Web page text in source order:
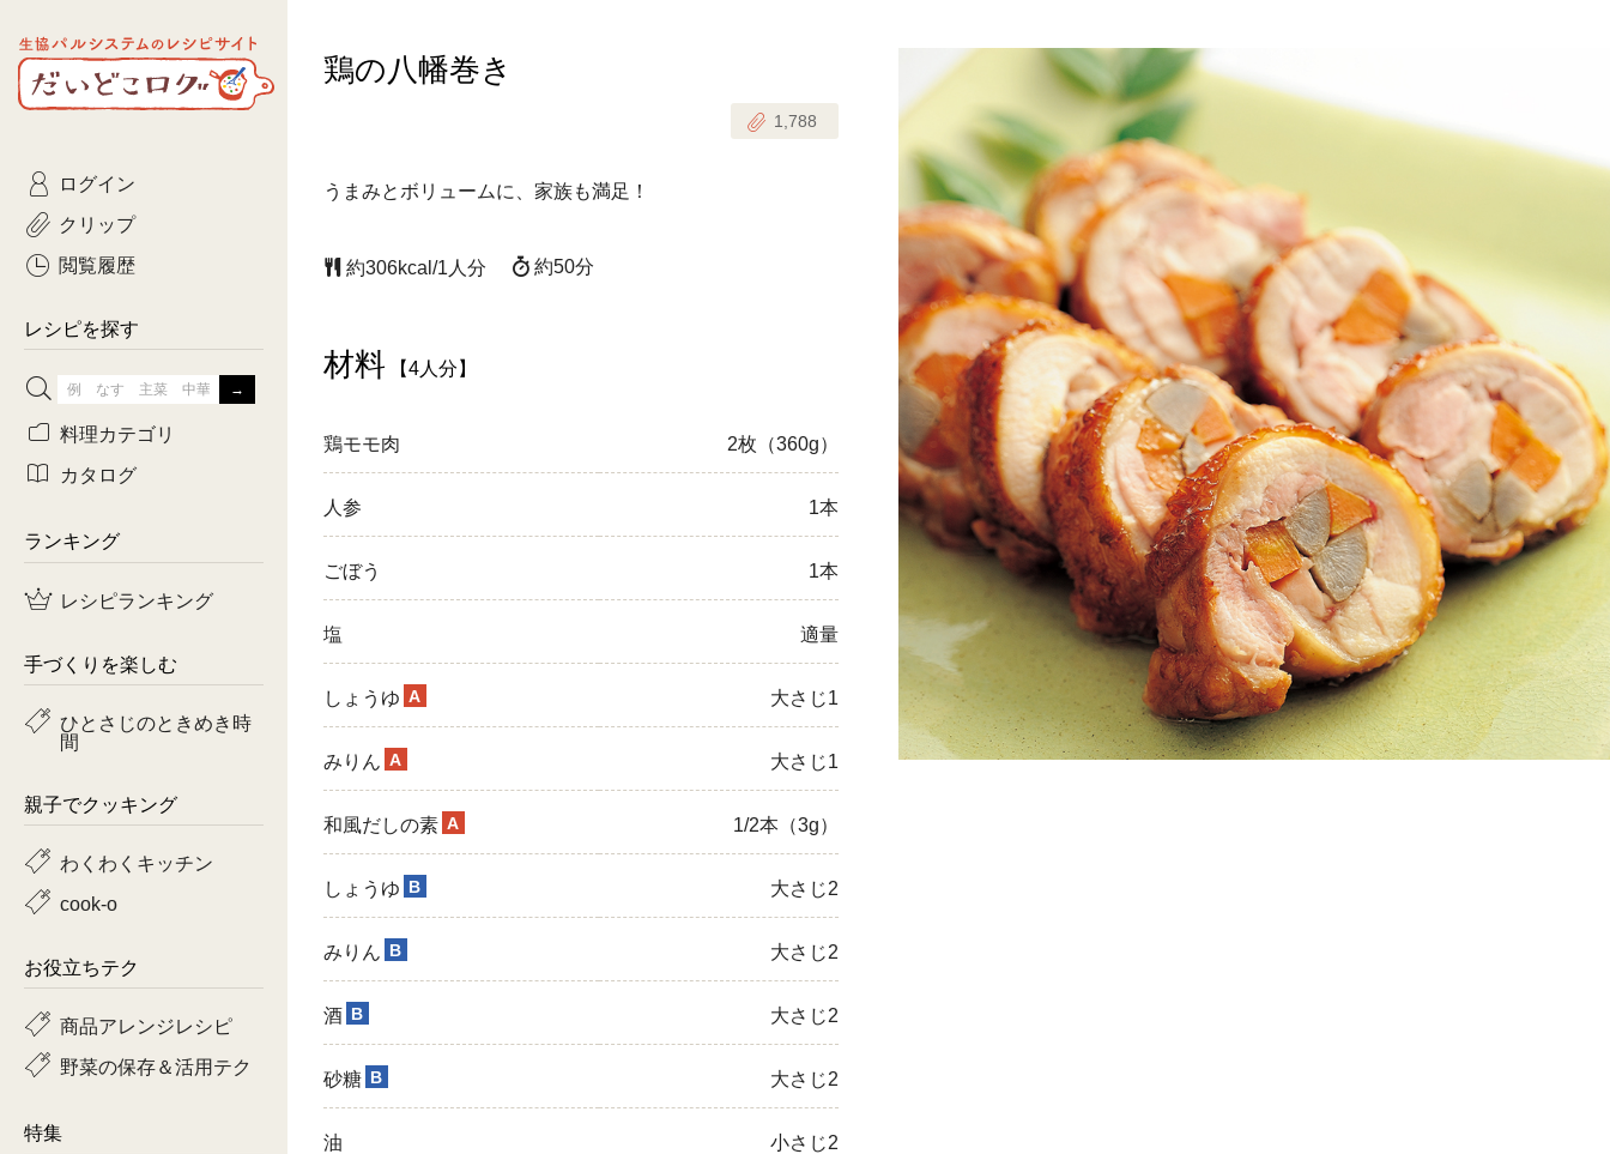
生協パルシステムのレシピ
サイト
だいどこログ
鶏の八幡巻き
1,788
うまみとボリュームに、家族も満足！
約306kcal/1人分 約50分
材料 【4人分】
鶏モモ肉 2枚（360g）
人参 1本
ごぼう 1本
塩 適量
しょうゆ A 大さじ1
みりん A 大さじ1
和風だしの素 A 1/2本（3g）
しょうゆ B 大さじ2
みりん B 大さじ2
酒 B 大さじ2
砂糖 B 大さじ2
油 小さじ2
ログイン
クリップ
閲覧履歴
レシピを探す
ひとさじのときめき時間
おきらくだ 1歳半からの幼児食
つくりおき肉魚菜菜セット
ピーマン
料理カテゴリ
主菜
常備菜・作りおき
カタログ
コトコト
yumyumいっしょごはん
ぷれーんぺいじ
ランキング
レシピランキング
手づくりを楽しむ
ひとさじのときめき時
間
親子でクッキング
わくわくキッチン
cook-o
お役立ちテク
商品アレンジレシピ
野菜の保存＆活用テク
特集